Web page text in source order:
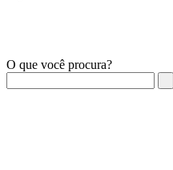
O que você procura?